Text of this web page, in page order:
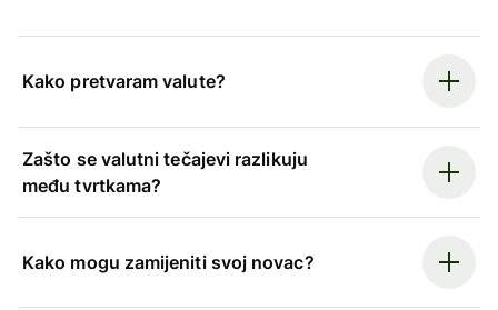
Kako pretvaram valute?
Zašto se valutni tečajevi razlikuju
među tvrtkama?
Kako mogu zamijeniti svoj novac?